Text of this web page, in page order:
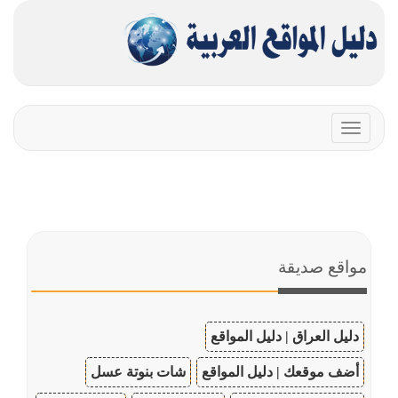
Toggle
navigation
مواقع صديقة
دليل العراق | دليل المواقع
أضف موقعك | دليل المواقع شات بنوتة عسل